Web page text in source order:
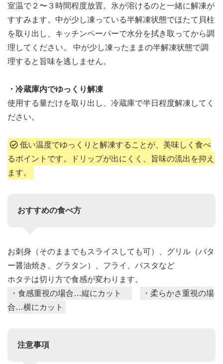
室温で２〜３時間程度放置。氷が溶けるのと一緒に解凍が
すすみます。中が少し凍っている半解凍状態でほたて貝柱
を取り出し、キッチンペーパーで水分を拭き取ってから調
理してください。 中が少し凍ったままの半解凍状態で調
理すると旨味を逃しません。
・冷蔵庫内でゆっくり解凍
使用する量だけを取り出し、冷蔵庫で半日程度解凍してく
ださい。
低い温度でゆっくりと解凍することが、美味しく食べ
るポイントです。ドリップが出にくく、旨味の流出を抑え
ます。
おすすめの食べ方
お刺身（そのままでもスライスしても可）、グリル（バタ
ー醤油焼き、グラタン）、フライ、パスタなど
ホタテは切り方で食感が変わります。
・食感重視の場合…縦にカット
・柔らかさ重視の場
合…横にカット
注意事項